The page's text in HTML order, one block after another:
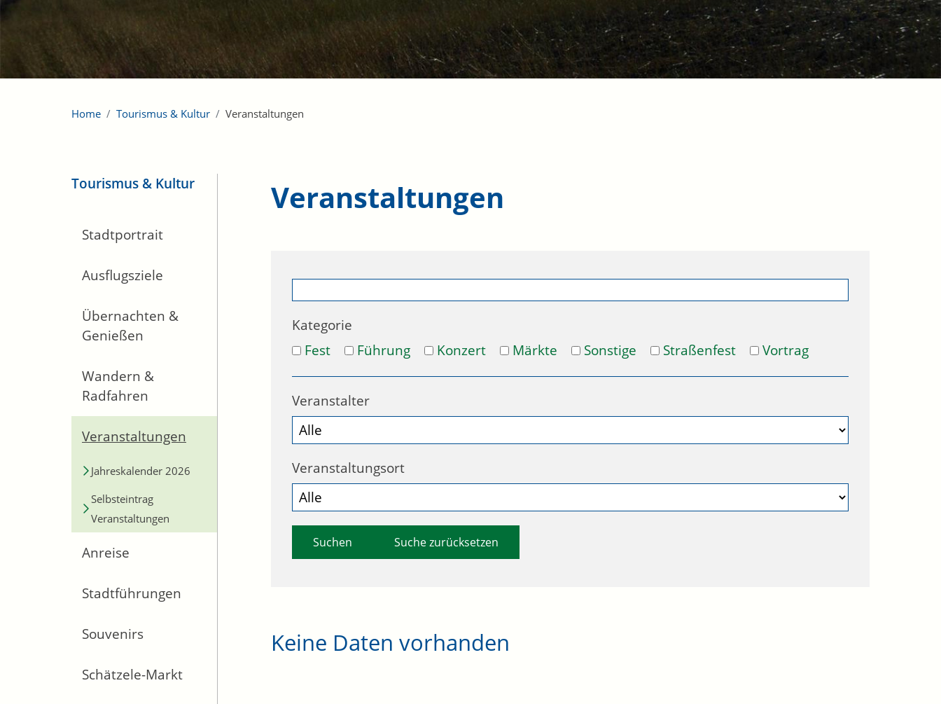
Home Tourismus & Kultur Veranstaltungen
Tourismus & Kultur
Stadtportrait
Ausflugsziele
Übernachten &
Genießen
Wandern &
Radfahren
Veranstaltungen
Jahreskalender 2026
Selbsteintrag
Veranstaltungen
Anreise
Stadtführungen
Souvenirs
Schätzele-Markt
Veranstaltungen
Kategorie
Fest
Führung Konzert Märkte Sonstige Straßenfest Vortrag
Veranstalter
Veranstaltungsort
Suche zurücksetzen
Keine Daten vorhanden